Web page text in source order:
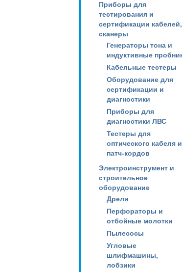
Приборы для
тестирования и
сертификации кабелей,
сканеры
Генераторы тона и
индуктивные
Кабельные тестеры
Оборудование для
сертификации и
диагностики
Приборы для
диагностики ЛВС
Тестеры для
оптического кабеля и
патч-кордов
Электроинструмент и
строительное
оборудование
Дрели
Перфораторы и
отбойные молотки
Пылесосы
Угловые
шлифмашины,
лобзики